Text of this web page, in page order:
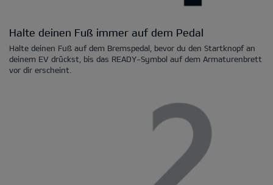
Halte deinen Fuß immer auf dem Pedal
Halte deinen Fuß auf dem Bremspedal, bevor du den Startknopf an
deinem EV drückst, bis das READY-Symbol auf dem Armaturenbrett
vor dir erscheint.